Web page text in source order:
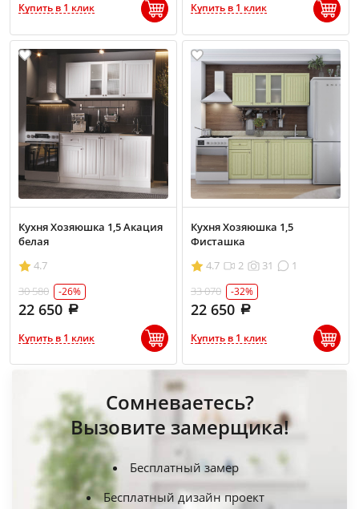
Купить в 1 клик Купить в 1 клик
Кухня Хозяюшка 1,5 Акация
белая
4.7
30 580
-26%
22 650
Купить в 1 клик
Кухня Хозяюшка 1,5
Фисташка
4.7
2 31
1
33 070
-32%
22 650
Купить в 1 клик
Сомневаетесь?
Вызовите замерщика!
Бесплатный замер
Бесплатный дизайн проект